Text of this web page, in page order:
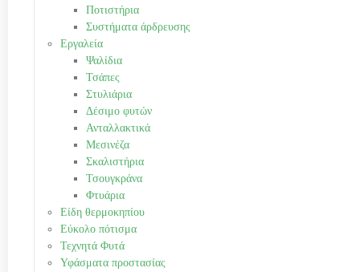
Ποτιστήρια
Συστήματα άρδρευσης
Εργαλεία
Ψαλίδια
Τσάπες
Στυλιάρια
Δέσιμο φυτών
Ανταλλακτικά
Μεσινέζα
Σκαλιστήρια
Τσουγκράνα
Φτυάρια
Είδη θερμοκηπίου
Εύκολο πότισμα
Τεχνητά Φυτά
Υφάσματα προστασίας